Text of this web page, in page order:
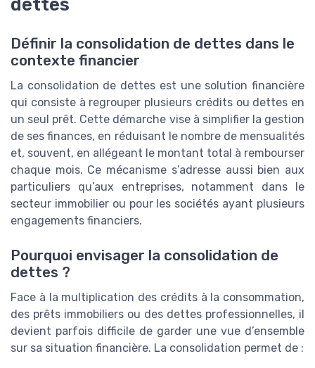
dettes
Définir la consolidation de dettes dans le
contexte financier
La consolidation de dettes est une solution financière
qui consiste à regrouper plusieurs crédits ou dettes en
un seul prêt. Cette démarche vise à simplifier la gestion
de ses finances, en réduisant le nombre de mensualités
et, souvent, en allégeant le montant total à rembourser
chaque mois. Ce mécanisme s’adresse aussi bien aux
particuliers qu’aux entreprises, notamment dans le
secteur immobilier ou pour les sociétés ayant plusieurs
engagements financiers.
Pourquoi envisager la consolidation de
dettes ?
Face à la multiplication des crédits à la consommation,
des prêts immobiliers ou des dettes professionnelles, il
devient parfois difficile de garder une vue d’ensemble
sur sa situation financière. La consolidation permet de :